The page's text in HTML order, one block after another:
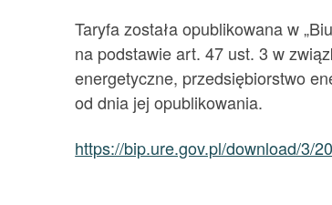
Taryfa została opublikowana w
na podstawie art. 47 ust. 3 w
energetyczne, przedsiębiorstwo
od dnia jej opublikowania.
https://bip.ure.gov.pl/download/3/